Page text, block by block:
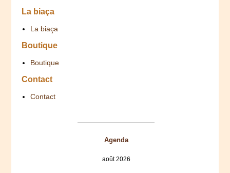
La biaça
La biaça
Boutique
Boutique
Contact
Contact
Agenda
août 2026